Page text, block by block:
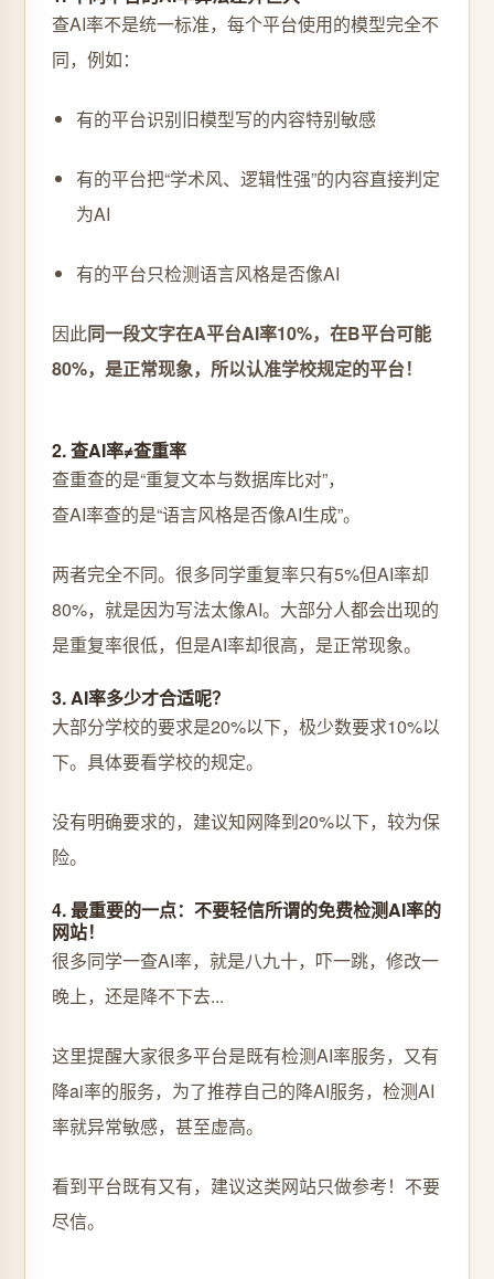
查AI率不是统一标准，每个平台使用的模型完全不
同，例如：
有的平台识别旧模型写的内容特别敏感
有的平台把“学术风、逻辑性强”的内容直接判定
为AI
有的平台只检测语言风格是否像AI
因此同一段文字在A平台AI率10%，在B平台可能
80%，是正常现象，所以认准学校规定的平台！
2. 查AI率≠查重率
查重查的是“重复文本与数据库比对”，
查AI率查的是“语言风格是否像AI生成”。
两者完全不同。很多同学重复率只有5%但AI率却
80%，就是因为写法太像AI。大部分人都会出现的
是重复率很低，但是AI率却很高，是正常现象。
3. AI率多少才合适呢？
大部分学校的要求是20%以下，极少数要求10%以
下。具体要看学校的规定。
没有明确要求的，建议知网降到20%以下，较为保
险。
4. 最重要的一点：不要轻信所谓的免费检测AI率的
网站！
很多同学一查AI率，就是八九十，吓一跳，修改一
晚上，还是降不下去...
这里提醒大家很多平台是既有检测AI率服务，又有
降ai率的服务，为了推荐自己的降AI服务，检测AI
率就异常敏感，甚至虚高。
看到平台既有又有，建议这类网站只做参考！不要
尽信。